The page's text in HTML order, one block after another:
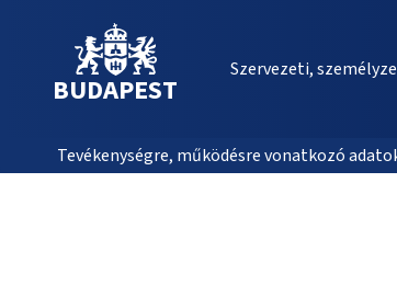
BUDAPEST
Szervezeti,
Tevékenységre, működésre vonatkozó